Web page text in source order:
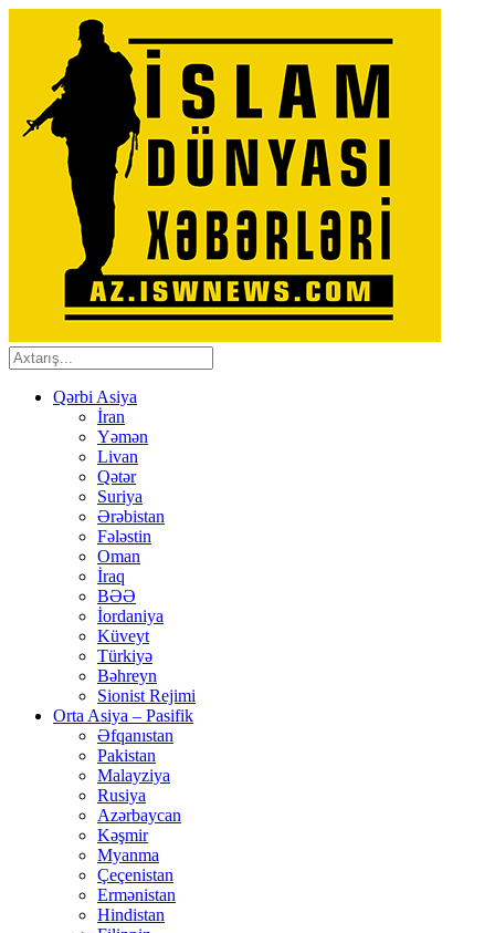
Qərbi Asiya
İran
Yəmən
Livan
Qətər
Suriya
Ərəbistan
Fələstin
Oman
İraq
BƏƏ
İordaniya
Küveyt
Türkiyə
Bəhreyn
Sionist Rejimi
Orta Asiya – Pasifik
Əfqanıstan
Pakistan
Malayziya
Rusiya
Azərbaycan
Kəşmir
Myanma
Çeçenistan
Ermənistan
Hindistan